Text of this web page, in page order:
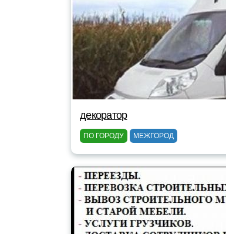
декоратор
ПО ГОРОДУ МЕЖГОРОД